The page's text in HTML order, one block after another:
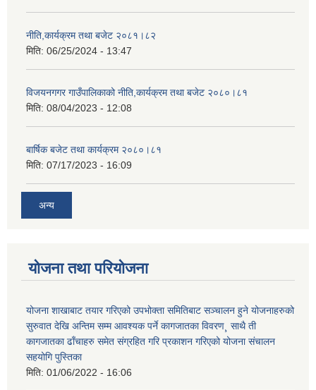
नीति,कार्यक्रम तथा बजेट २०८१।८२
मिति: 06/25/2024 - 13:47
विजयनगगर गाउँपालिकाको नीति,कार्यक्रम तथा बजेट २०८०।८१
मिति: 08/04/2023 - 12:08
बार्षिक बजेट तथा कार्यक्रम २०८०।८१
मिति: 07/17/2023 - 16:09
अन्य
योजना तथा परियोजना
योजना शाखाबाट तयार गरिएको उपभोक्ता समितिबाट सञ्चालन हुने योजनाहरुको
सुरुवात देखि अन्तिम सम्म आवश्यक पर्ने कागजातका विवरण¸ साथै ती
कागजातका ढाँचाहरु समेत संग्रहित गरि प्रकाशन गरिएको योजना संचालन
सहयोगि पुस्तिका
मिति: 01/06/2022 - 16:06